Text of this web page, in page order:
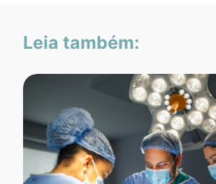
Leia também: